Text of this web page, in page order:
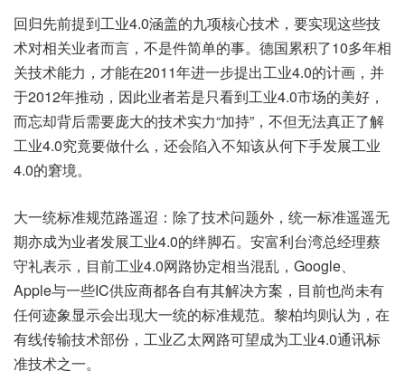
回归先前提到工业4.0涵盖的九项核心技术，要实现这些技
术对相关业者而言，不是件简单的事。德国累积了10多年相
关技术能力，才能在2011年进一步提出工业4.0的计画，并
于2012年推动，因此业者若是只看到工业4.0市场的美好，
而忘却背后需要庞大的技术实力“加持”，不但无法真正了解
工业4.0究竟要做什么，还会陷入不知该从何下手发展工业
4.0的窘境。
大一统标准规范路遥迢：除了技术问题外，统一标准遥遥无
期亦成为业者发展工业4.0的绊脚石。安富利台湾总经理蔡
守礼表示，目前工业4.0网路协定相当混乱，Google、
Apple与一些IC供应商都各自有其解决方案，目前也尚未有
任何迹象显示会出现大一统的标准规范。黎柏均则认为，在
有线传输技术部份，工业乙太网路可望成为工业4.0通讯标
准技术之一。